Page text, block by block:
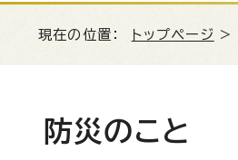
現在の位置： トップページ >
防災のこと